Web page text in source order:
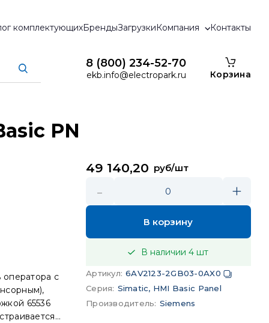
комплектующихБрендыЗагрузкиКомпания Контакты
8 (800) 234-52-70
ekb.info@electropark.ru Корзина
PN
с
65536
49 140,20 руб/шт
- 0 +
В корзину
В наличии4 шт
Артикул: 6AV2123-2GB03-0AX0
Серия: Simatic, HMI Basic Panel
Производитель: Siemens